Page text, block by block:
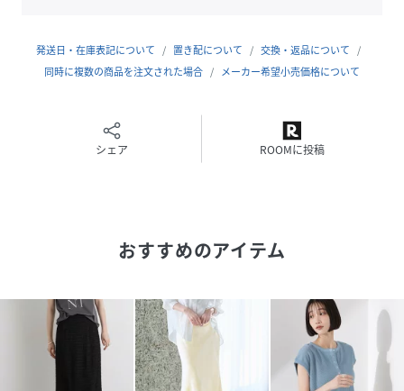
■取扱方法
後に製品洗いをしております。そのため多少の歪み・シワ等
がみられ一枚一枚の色合い・風合い・サイズ等が微妙に異な
き、ご使用の際にはご注意くださいますようお願い致しま
※サンプルにて撮影、採寸を行う為、実際にお届けする商品
と仕様やサイズが異なる場合がございます。生産の都合上、
お届け予定時期が前後する場合もございますので、予めご了
発送日・在庫表記について 置き配について
交換・返品について
同時に複数の商品を注文された場合
メーカー希望小売価格について
シェア ROOMに投稿
おすすめのアイテム